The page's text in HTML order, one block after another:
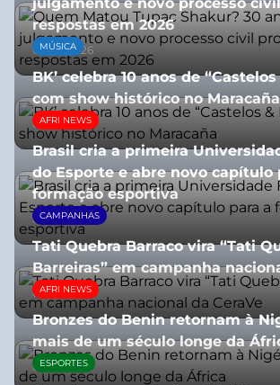
respostas em 2026
05/08/2026
MÚSICA
BK’ celebra 10 anos de
com show histórico no Maracaña
06/08/2026
AFRI NEWS
Brasil cria a primeira
do Esporte e abre novo capítulo
formação esportiva
08/07/2026
CAMPANHAS
Tati Quebra Barraco vira “Tati
Barreiras” em campanha
08/07/2026
AFRI NEWS
Bronzes do Benin retornam à
mais de um século longe da
08/07/2026
ESPORTES